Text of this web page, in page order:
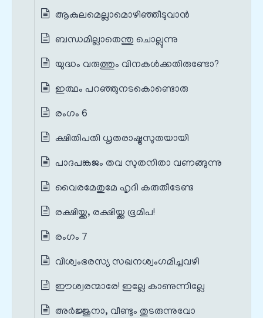
ആകുലമെല്ലാമൊഴിഞ്ഞീടുവാന്‍
ബന്ധമില്ലാതെന്തു ചൊല്ലുന്നു
യുദ്ധം വരുത്തും വിനകള്‍ക്കതിരുണ്ടോ?
ഇത്ഥം പറഞ്ഞുനടകൊണ്ടൊരു
രംഗം 6
ക്ഷിതിപതി ധൃതരാഷ്ട്രസുതയായി
പാദപങ്കജം തവ സുതനിതാ വണങ്ങുന്നു
വൈരമേതുമേ ഹൃദി കരുതീടേണ്ട
രക്ഷിയ്ക്ക, രക്ഷിയ്ക്ക ഭൂമിപ!
രംഗം 7
വിശ്വംഭരസ്യ സഖനശ്വംഗമിച്ചവഴി
ഈശ്വരന്മാരേ! ഇല്ലേ കാണുന്നില്ലേ
അര്‍ജ്ജുനാ, വീണ്ടും തുടരുന്നുവോ